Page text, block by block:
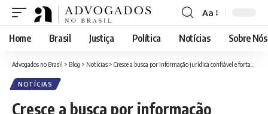
Font
Resizer
Aa
Home Brasil Justiça Política Notícias Sobre Nós
Advogados no Brasil > Blog > Notícias > Cresce a busca por informação jurídica confiável e fortalece portais especializados no Brasil
NOTÍCIAS
Cresce a busca por informação